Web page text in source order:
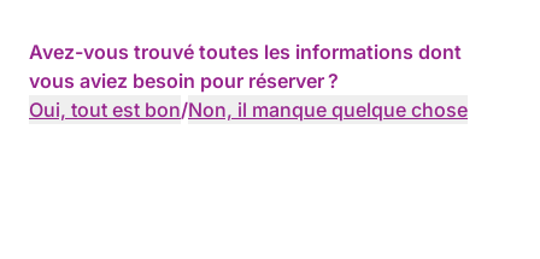
Avez-vous trouvé toutes les informations dont
vous aviez besoin pour réserver ?
Oui, tout est bon/Non, il manque quelque chose